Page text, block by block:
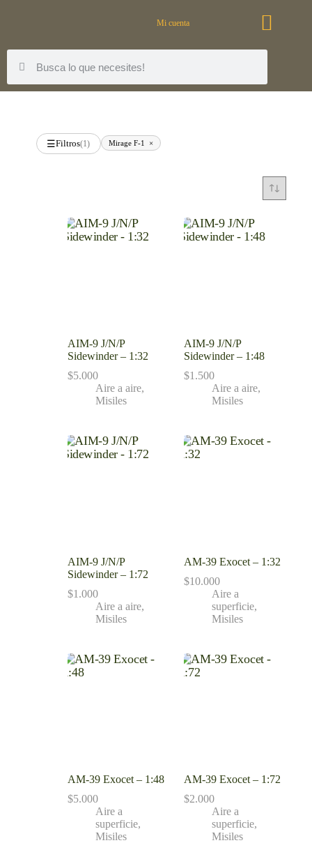
Mi cuenta
☰Filtros(1) Mirage F-1 ×
AIM-9 J/N/P
Sidewinder – 1:32
$5.000
Aire a aire,
Misiles
AIM-9 J/N/P
Sidewinder – 1:48
$1.500
Aire a aire,
Misiles
AIM-9 J/N/P
Sidewinder – 1:72
$1.000
Aire a aire,
Misiles
AM-39 Exocet – 1:32
$10.000
Aire a
superficie,
Misiles
AM-39 Exocet – 1:48
$5.000
Aire a
superficie,
Misiles
AM-39 Exocet – 1:72
$2.000
Aire a
superficie,
Misiles